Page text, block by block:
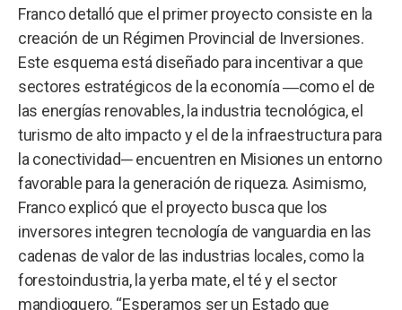
Franco detalló que el primer proyecto consiste en la
creación de un Régimen Provincial de Inversiones.
Este esquema está diseñado para incentivar a que
sectores estratégicos de la economía ―como el de
las energías renovables, la industria tecnológica, el
turismo de alto impacto y el de la infraestructura para
la conectividad─ encuentren en Misiones un entorno
favorable para la generación de riqueza. Asimismo,
Franco explicó que el proyecto busca que los
inversores integren tecnología de vanguardia en las
cadenas de valor de las industrias locales, como la
forestoindustria, la yerba mate, el té y el sector
mandioquero. “Esperamos ser un Estado que